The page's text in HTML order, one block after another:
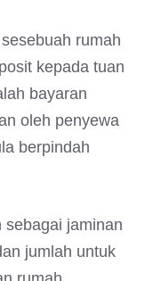
rumah
kepada tuan
bayaran
oleh penyewa
berpindah
sebagai jaminan
jumlah untuk